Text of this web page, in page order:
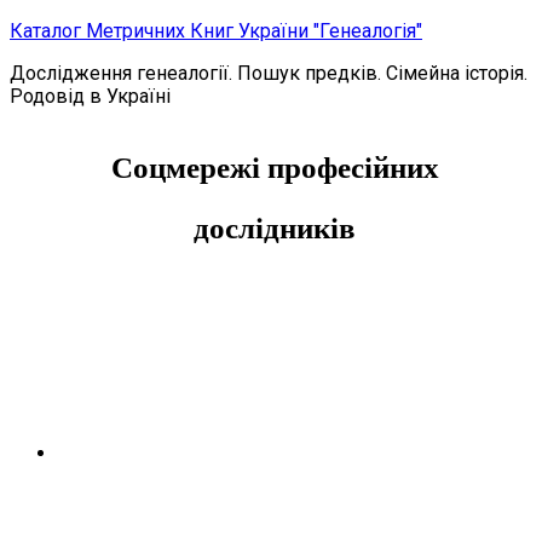
Каталог Метричних Книг України "Генеалогія"
Дослідження генеалогії. Пошук предків. Сімейна історія.
Родовід в Україні
Соцмережі професійних
дослідників